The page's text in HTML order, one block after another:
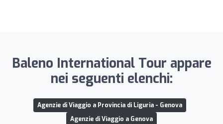
Baleno International Tour appare
nei seguenti elenchi:
Agenzie di Viaggio a Provincia di Liguria - Genova
Agenzie di Viaggio a Genova